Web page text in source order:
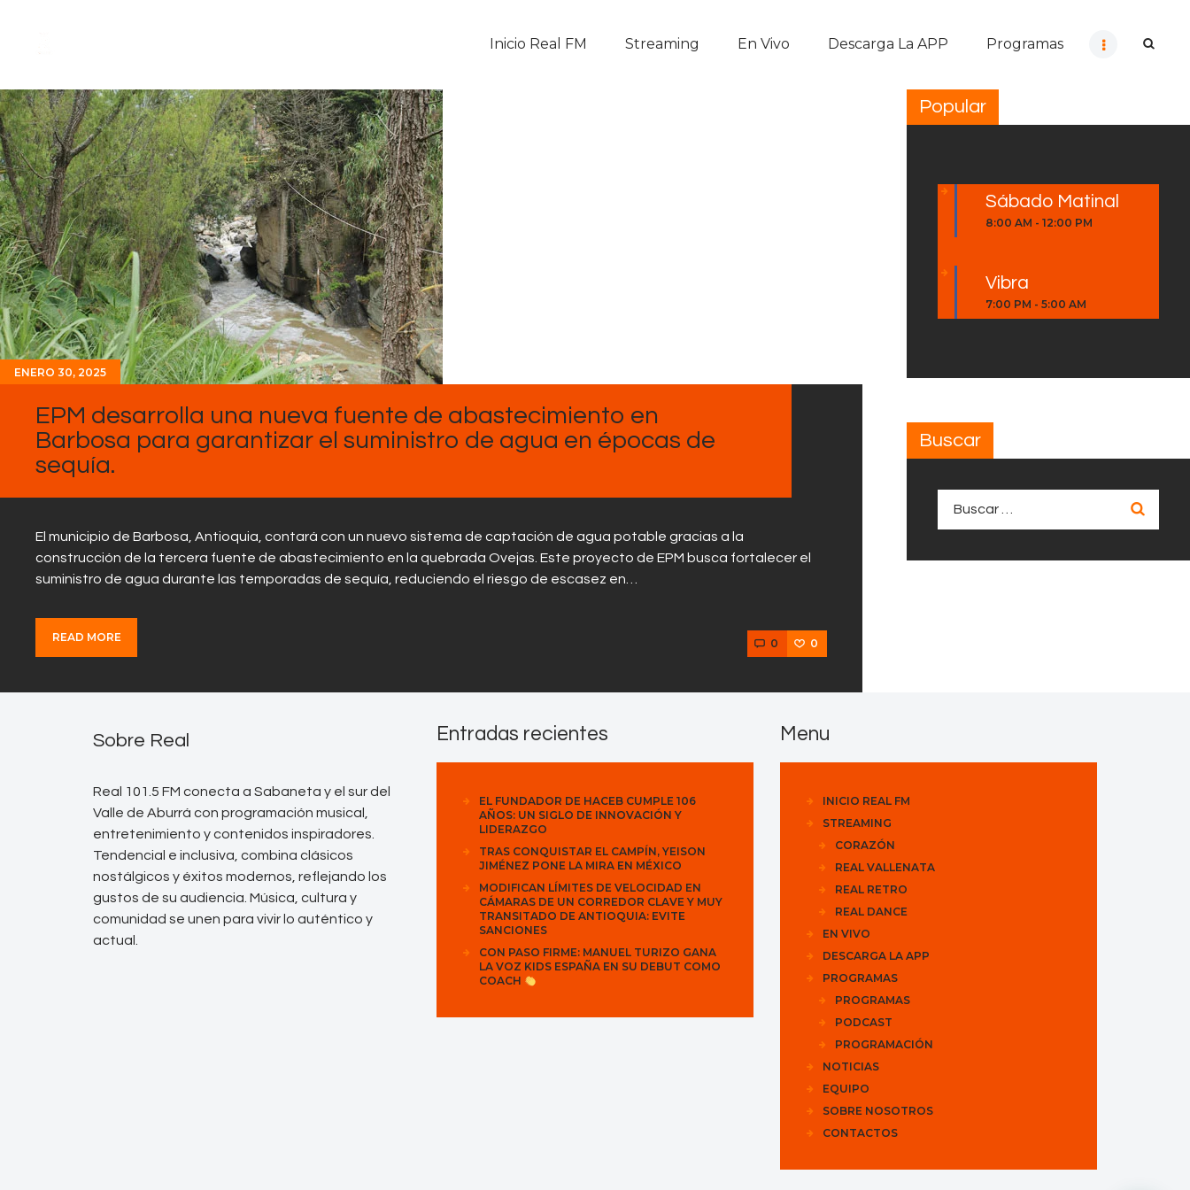
Inicio Real FM Streaming En Vivo Descarga La APP Programas
En Vivo
Descarga La APP
Programas
Noticias
Equipo
Sobre Nosotros
Contactos
ENERO 30, 2025
EPM desarrolla una nueva fuente de abastecimiento en
Barbosa para garantizar el suministro de agua en épocas de
sequía.
El municipio de Barbosa, Antioquia, contará con un nuevo sistema de captación de agua potable gracias a la
construcción de la tercera fuente de abastecimiento en la quebrada Ovejas. Este proyecto de EPM busca fortalecer el
suministro de agua durante las temporadas de sequía, reduciendo el riesgo de escasez en…
READ MORE 0 0
Popular
Sábado Matinal
8:00 AM -12:00 PM
Vibra
7:00 PM -5:00 AM
Buscar
Sobre Real
Real 101.5 FM conecta a Sabaneta y el sur del
Valle de Aburrá con programación musical,
entretenimiento y contenidos inspiradores.
Tendencial e inclusiva, combina clásicos
nostálgicos y éxitos modernos, reflejando los
gustos de su audiencia. Música, cultura y
comunidad se unen para vivir lo auténtico y
actual.
Entradas recientes
EL FUNDADOR DE HACEB CUMPLE 106
AÑOS: UN SIGLO DE INNOVACIÓN Y
LIDERAZGO
TRAS CONQUISTAR EL CAMPÍN, YEISON
JIMÉNEZ PONE LA MIRA EN MÉXICO
MODIFICAN LÍMITES DE VELOCIDAD EN
CÁMARAS DE UN CORREDOR CLAVE Y MUY
TRANSITADO DE ANTIOQUIA: EVITE
SANCIONES
CON PASO FIRME: MANUEL TURIZO GANA
LA VOZ KIDS ESPAÑA EN SU DEBUT COMO
COACH
Menu
INICIO REAL FM
STREAMING
CORAZÓN
REAL VALLENATA
REAL RETRO
REAL DANCE
EN VIVO
DESCARGA LA APP
PROGRAMAS
PROGRAMAS
PODCAST
PROGRAMACIÓN
NOTICIAS
EQUIPO
SOBRE NOSOTROS
CONTACTOS